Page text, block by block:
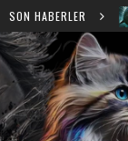
SON HABERLER